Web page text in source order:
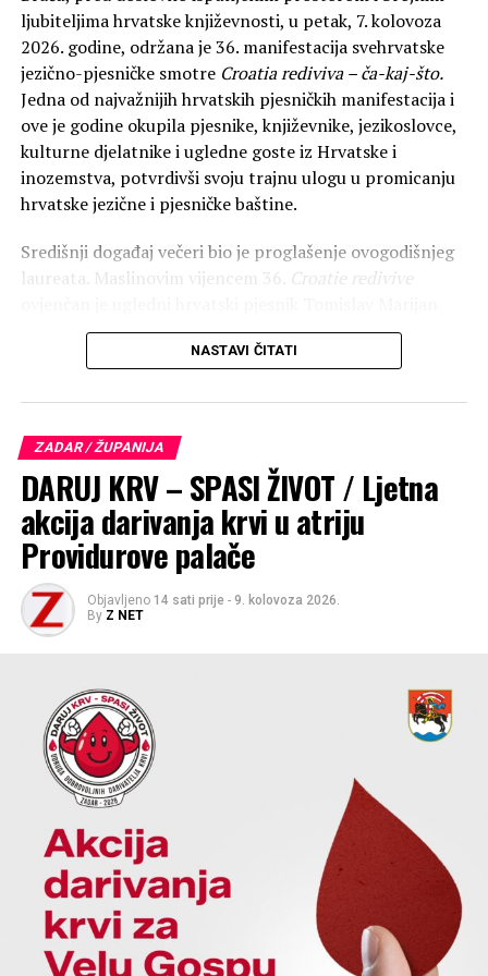
je da su u ratno vrijeme među braniteljima vladali
zajedništvo i mir, a državni tajnik Nekić istaknuo je da
bez obrane Zadra ne bi bilo ni Hrvatske.
Tijekom dana, odana je počast na spomen obilježjima na
Gradskom groblju i mjestima pogibije hrvatskih
branitelja, a uoči svečane akademije, služena je i sveta
misa u crkvi Uznesenja Blažene Djevice Marije na
Dračevcu.
ljubiteljima hrvatske književnosti, u petak, 7. kolovoza
2026. godine, održana je 36. manifestacija svehrvatske
jezično-pjesničke smotre Croatia rediviva – ča-kaj-što.
Jedna od najvažnijih hrvatskih pjesničkih manifestacija i
ove je godine okupila pjesnike, književnike, jezikoslovce,
kulturne djelatnike i ugledne goste iz Hrvatske i
inozemstva, potvrdivši svoju trajnu ulogu u promicanju
hrvatske jezične i pjesničke baštine.
Središnji događaj večeri bio je proglašenje ovogodišnjeg
laureata. Maslinovim vijencem 36.
Croatie redivive
Bilosnić, čime je njegovo ime upisano među istaknute
hrvatske književnike koji su tijekom proteklih desetljeća
NASTAVI ČITATI
ZADAR / ŽUPANIJA
DARUJ KRV – SPASI ŽIVOT / Ljetna
akcija darivanja krvi u atriju
Providurove palače
Objavljeno 14 sati prije - 9. kolovoza 2026.
By Z NET